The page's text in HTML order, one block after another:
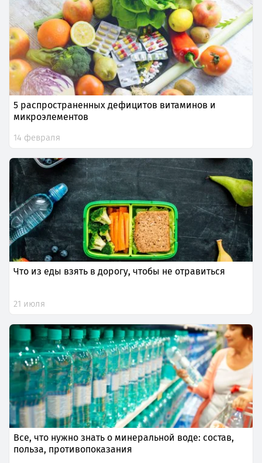
5 распространенных дефицитов витаминов и
микроэлементов
14 февраля
Что из еды взять в дорогу, чтобы не отравиться
21 июля
Все, что нужно знать о минеральной воде: состав,
польза, противопоказания